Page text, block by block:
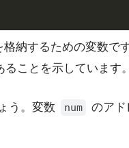
納するための変数で
ことを示しています。
う。変数 num
のアド